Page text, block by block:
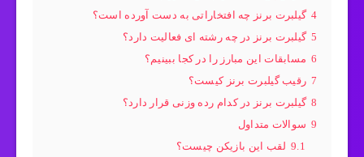
4 گیلبرت برنز چه افتخاراتی به دست آورده است؟
5 گیلبرت برنز در چه رشته ای فعالیت دارد؟
6 مسابقات این مبارز را در کجا ببینیم؟
7 رقیب گیلبرت برنز کیست؟
8 گیلبرت برنز در کدام رده وزنی قرار دارد؟
9 سوالات متداول
9.1 لقب این بازیکن چیست؟